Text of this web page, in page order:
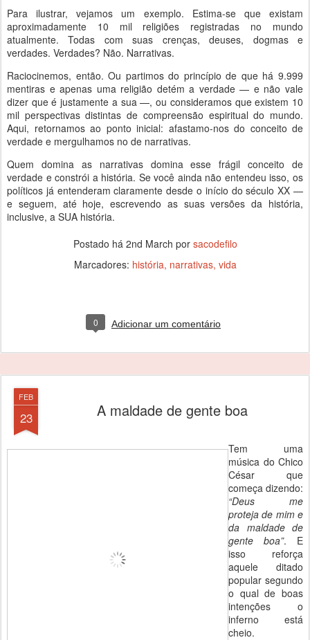
Para ilustrar, vejamos um exemplo. Estima-se que existam
aproximadamente 10 mil religiões registradas no mundo
atualmente. Todas com suas crenças, deuses, dogmas e
verdades. Verdades? Não. Narrativas.
Raciocinemos, então. Ou partimos do princípio de que há 9.999
mentiras e apenas uma religião detém a verdade — e não vale
dizer que é justamente a sua —, ou consideramos que existem 10
mil perspectivas distintas de compreensão espiritual do mundo.
Aqui, retornamos ao ponto inicial: afastamo-nos do conceito de
verdade e mergulhamos no de narrativas.
Quem domina as narrativas domina esse frágil conceito de
verdade e constrói a história. Se você ainda não entendeu isso, os
políticos já entenderam claramente desde o início do século XX —
e seguem, até hoje, escrevendo as suas versões da história,
inclusive, a SUA história.
Postado há 2nd March por sacodefilo
Marcadores: história narrativas vida
0 Adicionar um comentário
FEB
23 A maldade de gente boa
Tem uma
música do Chico
César que
começa dizendo:
“Deus me
proteja de mim e
da maldade de
gente boa”. E
isso reforça
aquele ditado
popular segundo
o qual de boas
intenções o
inferno está
cheio.